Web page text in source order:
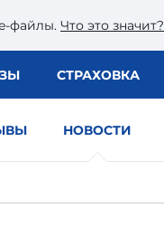
файлы. Что это значит?
СТРАХОВКА
НОВОСТИ